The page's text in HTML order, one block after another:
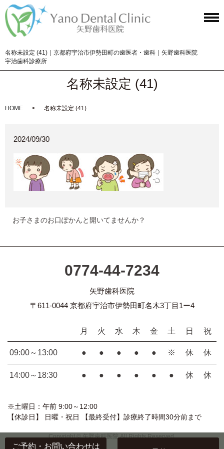
名称未設定 (41)｜京都府宇治市伊勢田町の歯医者・歯科｜矢野歯科医院
宇治歯科診療所
名称未設定 (41)
HOME 名称未設定 (41)
2024/09/30
お子さまのお口ぽかんと開いてませんか？
ご予約・お問い合わせは
0774-44-7234
矢野歯科医院
〒611-0044 京都府宇治市伊勢田町名木3丁目1ー4
月 火 水 木 金 土 日 祝
09:00～13:00 ● ● ● ● ● ※ 休 休
14:00～18:30 ● ● ● ● ● ● 休 休
※土曜日：午前 9:00～12:00
【休診日】 日曜・祝日 【最終受付】診療終了時間30分前まで
Copyright © 矢野歯科医院 All Rights Reserved.